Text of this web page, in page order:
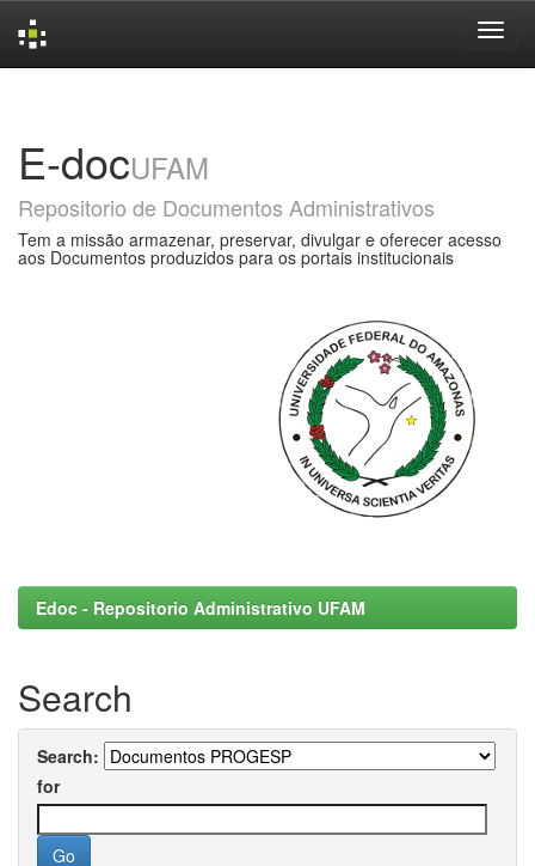
E-docUFAM
Repositorio de Documentos Administrativos
Tem a missão armazenar, preservar, divulgar e oferecer acesso
aos Documentos produzidos para os portais institucionais
Edoc - Repositorio Administrativo UFAM
Search
Search:
for